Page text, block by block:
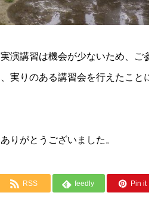
演講習は機会が少ないため、ご
実りのある講習会を行えたこと
りがとうございました。
RSS feedly Pin it